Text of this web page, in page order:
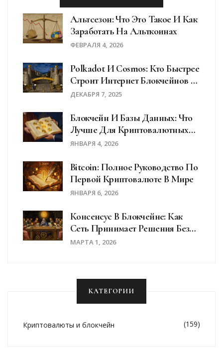
Альтсезон: Что Это Такое И Как
Заработать На Альткоинах
ФЕВРАЛЯ 4, 2026
Polkadot И Cosmos: Кто Быстрее
Строит Интернет Блокчейнов В
2025 Году
ДЕКАБРЯ 7, 2025
Блокчейн И Базы Данных: Что
Лучше Для Криптовалютных
Операций
ЯНВАРЯ 4, 2026
Bitcoin: Полное Руководство По
Первой Криптовалюте В Мире
ЯНВАРЯ 6, 2026
Консенсус В Блокчейне: Как
Сеть Принимает Решения Без
Центра
МАРТА 1, 2026
КАТЕГОРИИ
Криптовалюты и блокчейн (159)